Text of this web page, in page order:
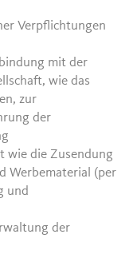
Verpflichtungen
mit der
wie das
zur
der
wie die Zusendung
Werbematerial (per
und
der